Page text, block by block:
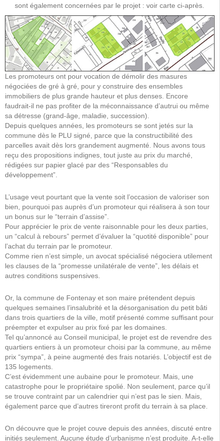
sont également concernées par le projet : voir carte ci-après.
Les promoteurs ont pour vocation de démolir des masures
négociées de gré à gré, pour y construire des ensembles
immobiliers de plus grande hauteur et plus denses. Encore
faudrait-il ne pas profiter de la méconnaissance d’autrui ou même
sa détresse (grand-âge, maladie, succession).
Depuis quelques années, les promoteurs se sont jetés sur la
commune dès le PLU signé, parce que la constructibilité des
parcelles avait dès lors grandement augmenté. Nous avons tous
reçu des propositions indignes, tout juste au prix du marché,
rédigées sur papier glacé par des “Responsables du
développement”.
L’usage veut pourtant que la vente soit l’occasion de valoriser son
bien, pourquoi pas auprès d’un promoteur qui réalisera à son tour
un bonus sur le “terrain d’assise”.
Pour apprécier le prix de vente raisonnable pour les deux parties,
un “calcul à rebours” permet d’évaluer la “quotité disponible” pour
l’achat du terrain par le promoteur.
Comme rien n’est simple, un avocat spécialisé négociera utilement
les clauses de la “promesse unilatérale de vente”, les délais et
autres conditions suspensives.
Or, la commune de Fontenay et son maire prétendent depuis
quelques semaines l’insalubrité et la désorganisation du petit bâti
dans trois quartiers de la ville, motif présenté comme suffisant pour
préempter et expulser au prix fixé par les domaines.
Tel qu’annoncé au Conseil municipal, le projet est de revendre des
quartiers entiers à un promoteur choisi par la commune, au même
prix “sympa”, à peine augmenté des frais notariés. L’objectif est de
135 logements.
C’est évidemment une aubaine pour le promoteur. Mais, une
catastrophe pour le propriétaire spolié. Non seulement, parce qu’il
se trouve contraint par un calendrier qui n’est pas le sien. Mais,
également parce que d’autres tireront profit du terrain à sa place.
On découvre que le projet couve depuis des années, discuté entre
initiés seulement. Aucune étude d’urbanisme n’est produite. A-t-elle